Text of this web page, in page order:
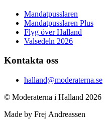
Mandatpusslaren
Mandatpusslaren Plus
Flyg över Halland
Valsedeln 2026
Kontakta oss
halland@moderaterna.se
© Moderaterna i Halland 2026
Made by Frej Andreassen